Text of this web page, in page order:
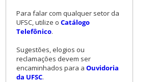
Para falar com qualquer setor da
UFSC, utilize o Catálogo
Telefônico.
Sugestões, elogios ou
reclamações devem ser
encaminhados para a Ouvidoria
da UFSC.